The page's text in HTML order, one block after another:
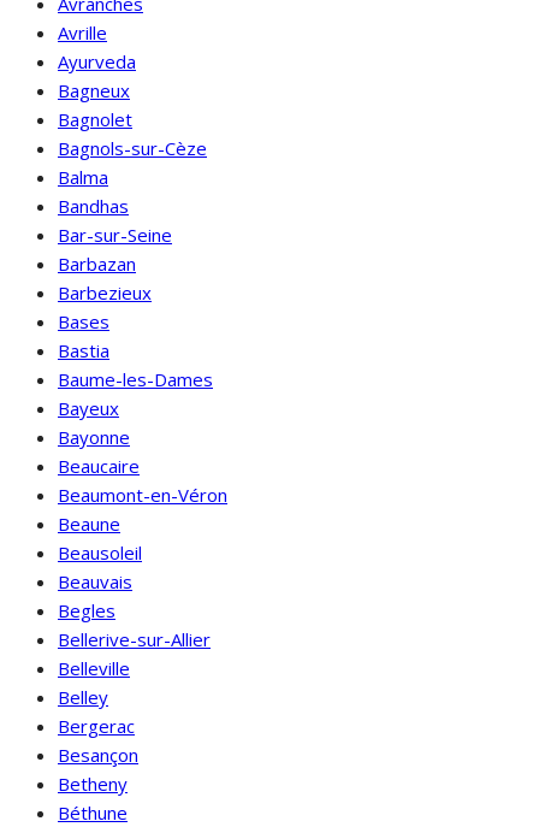
Avrille
Ayurveda
Bagneux
Bagnolet
Bagnols-sur-Cèze
Balma
Bandhas
Bar-sur-Seine
Barbazan
Barbezieux
Bases
Bastia
Baume-les-Dames
Bayeux
Bayonne
Beaucaire
Beaumont-en-Véron
Beaune
Beausoleil
Beauvais
Begles
Bellerive-sur-Allier
Belleville
Belley
Bergerac
Besançon
Betheny
Béthune